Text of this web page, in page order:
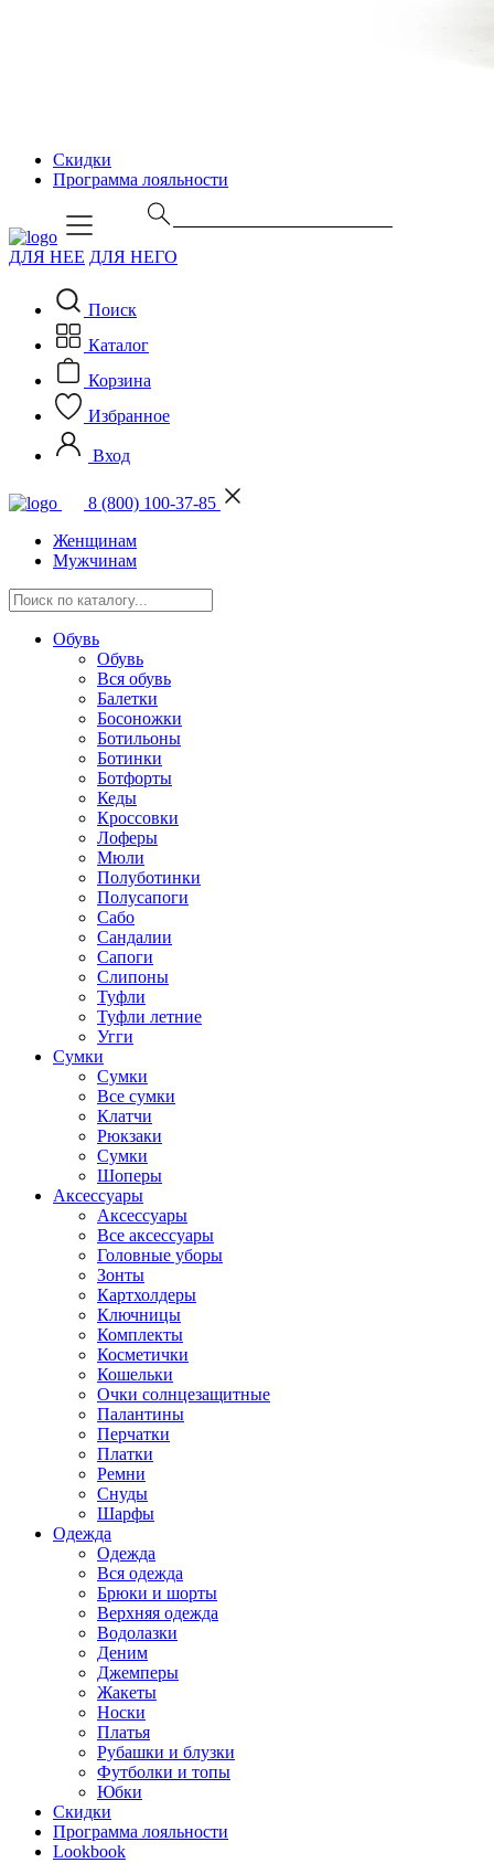
Скидки
Программа лояльности
ДЛЯ НЕЕ ДЛЯ НЕГО
Поиск
Каталог
Корзина
Избранное
Вход
8 (800) 100-37-85
Женщинам
Мужчинам
Обувь
Обувь
Вся обувь
Балетки
Босоножки
Ботильоны
Ботинки
Ботфорты
Кеды
Кроссовки
Лоферы
Мюли
Полуботинки
Полусапоги
Сабо
Сандалии
Сапоги
Слипоны
Туфли
Туфли летние
Угги
Сумки
Сумки
Все сумки
Клатчи
Рюкзаки
Сумки
Шоперы
Аксессуары
Аксессуары
Все аксессуары
Головные уборы
Зонты
Картхолдеры
Ключницы
Комплекты
Косметички
Кошельки
Очки солнцезащитные
Палантины
Перчатки
Платки
Ремни
Снуды
Шарфы
Одежда
Одежда
Вся одежда
Брюки и шорты
Верхняя одежда
Водолазки
Деним
Джемперы
Жакеты
Носки
Платья
Рубашки и блузки
Футболки и топы
Юбки
Скидки
Программа лояльности
Lookbook